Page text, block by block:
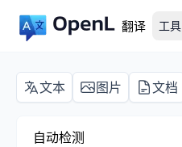
翻译 工具
文本 图片 文档
自动检测